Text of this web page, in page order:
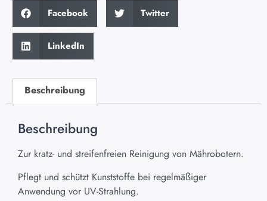
Facebook Twitter
LinkedIn
Beschreibung
Beschreibung
Zur kratz- und streifenfreien Reinigung von Mährobotern.
Pflegt und schützt Kunststoffe bei regelmäßiger
Anwendung vor UV-Strahlung.